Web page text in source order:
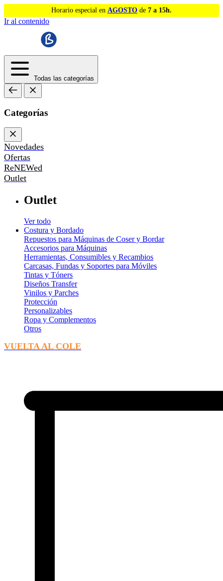
Horario especial en AGOSTO de 7 a 15h.
Ir al contenido
Todas las categorías
Categorías
Novedades
Ofertas
ReNEWed
Outlet
Outlet
Ver todo
Costura y Bordado
Repuestos para Máquinas de Coser y Bordar
Accesorios para Máquinas
Herramientas, Consumibles y Recambios
Carcasas, Fundas y Soportes para Móviles
Tintas y Tóners
Diseños Transfer
Vinilos y Parches
Protección
Personalizables
Ropa y Complementos
Otros
VUELTA AL COLE